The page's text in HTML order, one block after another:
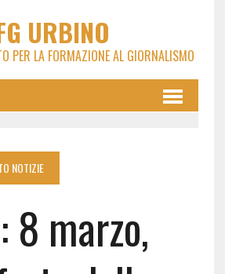
URBINO
PER LA FORMAZIONE AL GIORNALISMO
NOTIZIE
8 marzo,